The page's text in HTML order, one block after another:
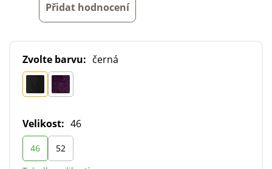
Přidat hodnocení
Zvolte barvu: černá
Velikost: 46
46
52